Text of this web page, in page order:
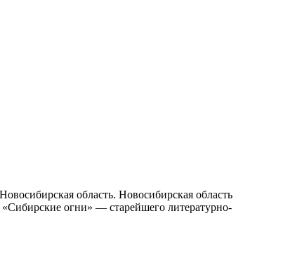
область. Новосибирская область
огни» — старейшего литературно-